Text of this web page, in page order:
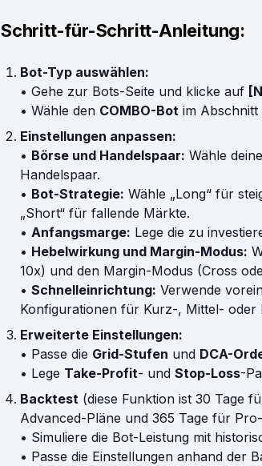
Schritt-für-Schritt-Anleitung:
Bot-Typ auswählen:
• Gehe zur Bots-Seite und klicke auf
• Wähle den COMBO-Bot im Abschnitt
Einstellungen anpassen:
• Börse und Handelspaar: Wähle
Handelspaar.
• Bot-Strategie: Wähle „Long“ für
„Short“ für fallende Märkte.
• Anfangsmarge: Lege die zu
• Hebelwirkung und Margin-Modus:
10x) und den Margin-Modus (Cross
• Schnelleinrichtung: Verwende
Konfigurationen für Kurz-, Mittel- oder
Erweiterte Einstellungen:
• Passe die Grid-Stufen und DCA-
• Lege Take-Profit- und Stop-Loss-
Backtest (diese Funktion ist 30 Tage
Advanced-Pläne und 365 Tage für
• Simuliere die Bot-Leistung mit
• Passe die Einstellungen anhand der